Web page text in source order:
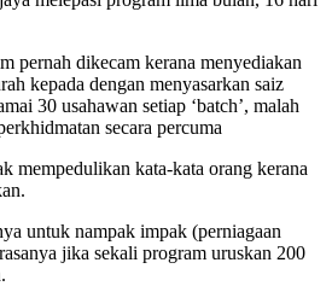
pernah dikecam kerana menyediakan
kepada dengan menyasarkan saiz
30 usahawan setiap ‘batch’, malah
secara percuma
mempedulikan kata-kata orang kerana
untuk nampak impak (perniagaan
jika sekali program uruskan 200